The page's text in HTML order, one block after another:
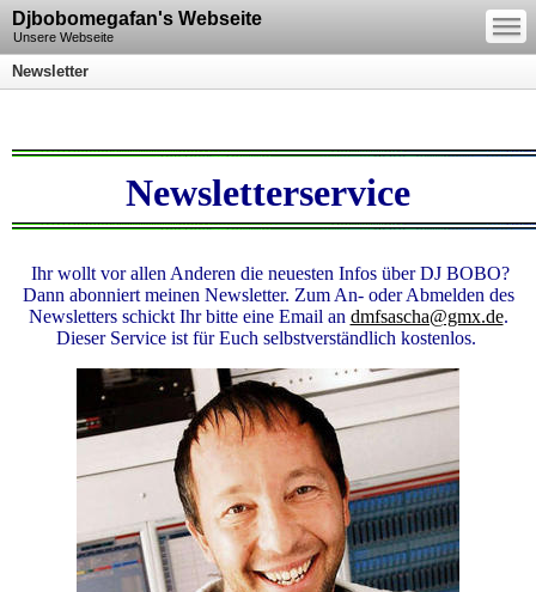
Djbobomegafan's Webseite
Unsere Webseite
—
—
—
Newsletter
Newsletterservice
Ihr wollt vor allen Anderen die neuesten Infos über DJ BOBO?
Dann abonniert meinen Newsletter. Zum An- oder Abmelden des
Newsletters schickt Ihr bitte eine Email an dmfsascha@gmx.de.
Dieser Service ist für Euch selbstverständlich kostenlos.